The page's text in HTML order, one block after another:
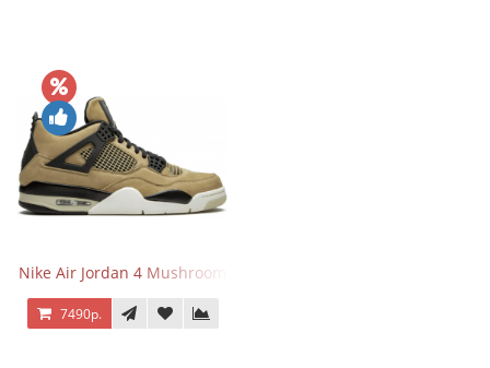
Nike Air Jordan 4 Mushroom
7490р.